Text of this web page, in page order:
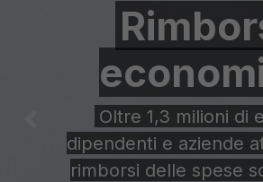
Oltre 1,3 milioni di
dipendenti e aziende
rimborsi delle spese
Previous